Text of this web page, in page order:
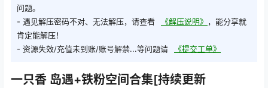
问题。
- 遇见解压密码不对、无法解压，请查看
《解压说明》 ，能分享就
肯定能解压！
- 资源失效/充值未到账/账号解禁...等问题请
《提交工单》
一只香 岛遇+铁粉空间合集[持续更新